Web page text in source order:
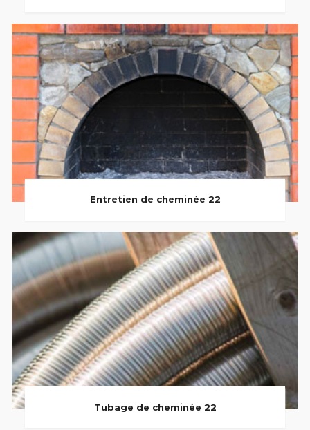
Entretien de cheminée 22
Tubage de cheminée 22